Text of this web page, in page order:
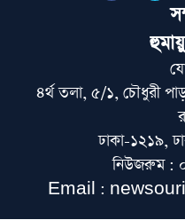
অভিযোগ
ট্রাক-লরি-
লন্ডনে
৪র্থ তলা, ৫/১, চৌধুরী
ঢাকা-১২১৯,
নিউজরুম :
Email :